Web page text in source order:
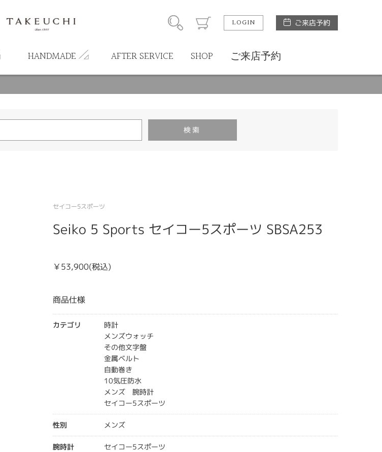
LOGIN ご来店予約
HANDMADE AFTER SERVICE SHOP ご来店予約
セイコー5スポーツ
Seiko 5 Sports セイコー5スポーツ SBSA253
￥53,900(税込)
商品仕様
カテゴリ
時計
メンズウォッチ
その他文字盤
金属ベルト
自動巻き
10気圧防水
メンズ 腕時計
セイコー5スポーツ
性別 メンズ
腕時計 セイコー5スポーツ